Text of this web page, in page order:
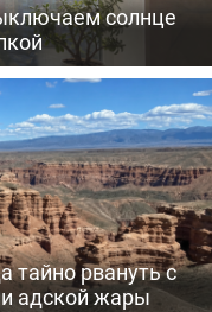
солнце
тайно рвануть с
и адской жары